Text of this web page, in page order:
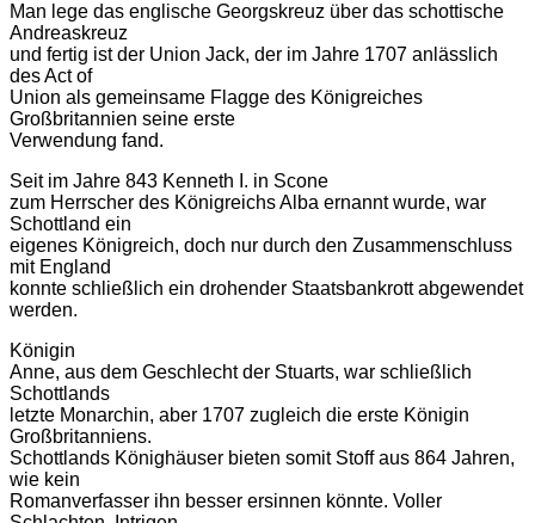
Man lege das englische Georgskreuz über das schottische
Andreaskreuz
und fertig ist der Union Jack, der im Jahre 1707 anlässlich
des Act of
Union als gemeinsame Flagge des Königreiches
Großbritannien seine erste
Verwendung fand.
Seit im Jahre 843 Kenneth I. in Scone
zum Herrscher des Königreichs Alba ernannt wurde, war
Schottland ein
eigenes Königreich, doch nur durch den Zusammenschluss
mit England
konnte schließlich ein drohender Staatsbankrott abgewendet
werden.
Königin
Anne, aus dem Geschlecht der Stuarts, war schließlich
Schottlands
letzte Monarchin, aber 1707 zugleich die erste Königin
Großbritanniens.
Schottlands Könighäuser bieten somit Stoff aus 864 Jahren,
wie kein
Romanverfasser ihn besser ersinnen könnte. Voller